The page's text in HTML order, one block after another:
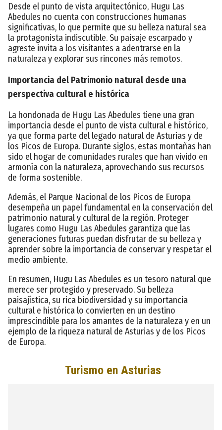
Desde el punto de vista arquitectónico, Hugu Las
Abedules no cuenta con construcciones humanas
significativas, lo que permite que su belleza natural sea
la protagonista indiscutible. Su paisaje escarpado y
agreste invita a los visitantes a adentrarse en la
naturaleza y explorar sus rincones más remotos.
Importancia del Patrimonio natural desde una
perspectiva cultural e histórica
La hondonada de Hugu Las Abedules tiene una gran
importancia desde el punto de vista cultural e histórico,
ya que forma parte del legado natural de Asturias y de
los Picos de Europa. Durante siglos, estas montañas han
sido el hogar de comunidades rurales que han vivido en
armonía con la naturaleza, aprovechando sus recursos
de forma sostenible.
Además, el Parque Nacional de los Picos de Europa
desempeña un papel fundamental en la conservación del
patrimonio natural y cultural de la región. Proteger
lugares como Hugu Las Abedules garantiza que las
generaciones futuras puedan disfrutar de su belleza y
aprender sobre la importancia de conservar y respetar el
medio ambiente.
En resumen, Hugu Las Abedules es un tesoro natural que
merece ser protegido y preservado. Su belleza
paisajística, su rica biodiversidad y su importancia
cultural e histórica lo convierten en un destino
imprescindible para los amantes de la naturaleza y en un
ejemplo de la riqueza natural de Asturias y de los Picos
de Europa.